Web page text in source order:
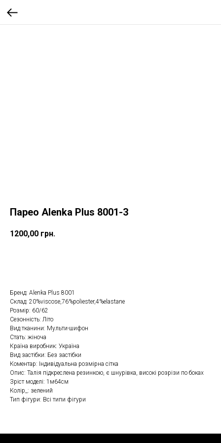
Парео Alenka Plus 8001-3
1200,00 грн.
Бренд: Alenka Plus 8001
Склад: 20%viscose,76%poliester,4%elastane
Розмір: 60/62
Сезонність: Літо
Вид тканини: Мульти-шифон
Стать: жіноча
Країна виробник: Україна
Вид застібки: Без застібки
Коментар: Індивідуальна розмірна сітка
Опис: Талія підкреслена резинкою, є шнурівка, високі розрізи по боках
Зріст моделі: 1м64см
Колір_: зелений
Тип фігури: Всі типи фігури